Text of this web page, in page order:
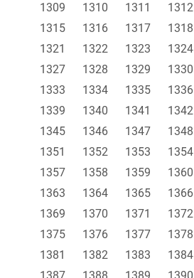
1309
1310 1311 1312
1315
1316 1317 1318
1321
1322 1323 1324
1327
1328 1329 1330
1333
1334 1335 1336
1339
1340 1341 1342
1345
1346 1347 1348
1351
1352 1353 1354
1357
1358 1359 1360
1363
1364 1365 1366
1369
1370 1371 1372
1375
1376 1377 1378
1381
1382 1383 1384